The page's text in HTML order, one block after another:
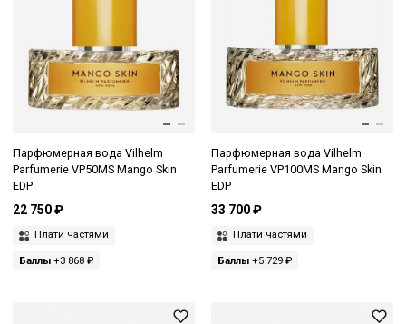
Парфюмерная вода Vilhelm
Parfumerie VP50MS Mango Skin
EDP
22 750 ₽
Плати частями
Баллы +3 868 ₽
Парфюмерная вода Vilhelm
Parfumerie VP100MS Mango Skin
EDP
33 700 ₽
Плати частями
Баллы+5 729 ₽